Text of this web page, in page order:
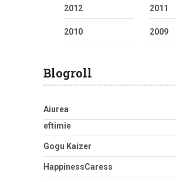
2012 2011
2010 2009
Blogroll
Aiurea
eftimie
Gogu Kaizer
HappinessCaress